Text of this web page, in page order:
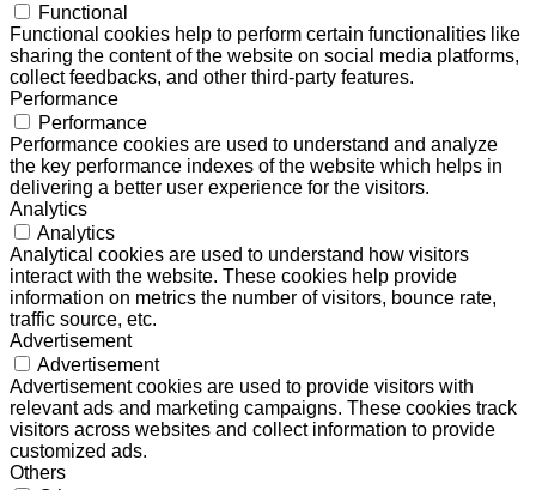
Functional
Functional cookies help to perform certain functionalities like
sharing the content of the website on social media platforms,
collect feedbacks, and other third-party features.
Performance
Performance
Performance cookies are used to understand and analyze
the key performance indexes of the website which helps in
delivering a better user experience for the visitors.
Analytics
Analytics
Analytical cookies are used to understand how visitors
interact with the website. These cookies help provide
information on metrics the number of visitors, bounce rate,
traffic source, etc.
Advertisement
Advertisement
Advertisement cookies are used to provide visitors with
relevant ads and marketing campaigns. These cookies track
visitors across websites and collect information to provide
customized ads.
Others